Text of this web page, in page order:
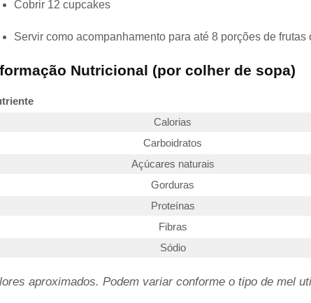
Cobrir 12 cupcakes
Servir como acompanhamento para até 8 porções de frutas
Nutricional (por colher de sopa)
Calorias
Carboidratos
Açúcares naturais
Gorduras
Proteínas
Fibras
Sódio
aproximados. Podem variar conforme o tipo de mel